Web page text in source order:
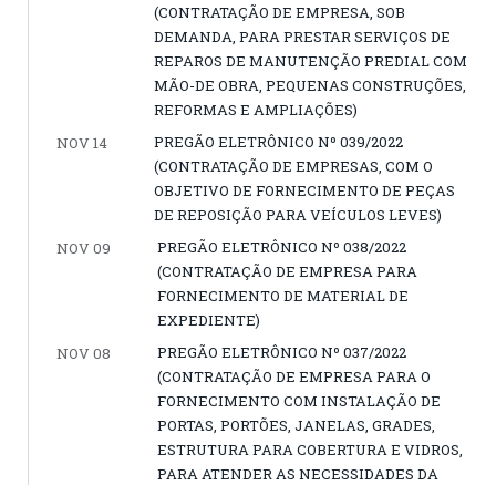
(CONTRATAÇÃO DE EMPRESA, SOB
DEMANDA, PARA PRESTAR SERVIÇOS DE
REPAROS DE MANUTENÇÃO PREDIAL COM
MÃO-DE OBRA, PEQUENAS CONSTRUÇÕES,
REFORMAS E AMPLIAÇÕES)
NOV 14
PREGÃO ELETRÔNICO Nº 039/2022
(CONTRATAÇÃO DE EMPRESAS, COM O
OBJETIVO DE FORNECIMENTO DE PEÇAS
DE REPOSIÇÃO PARA VEÍCULOS LEVES)
NOV 09
PREGÃO ELETRÔNICO Nº 038/2022
(CONTRATAÇÃO DE EMPRESA PARA
FORNECIMENTO DE MATERIAL DE
EXPEDIENTE)
NOV 08
PREGÃO ELETRÔNICO Nº 037/2022
(CONTRATAÇÃO DE EMPRESA PARA O
FORNECIMENTO COM INSTALAÇÃO DE
PORTAS, PORTÕES, JANELAS, GRADES,
ESTRUTURA PARA COBERTURA E VIDROS,
PARA ATENDER AS NECESSIDADES DA